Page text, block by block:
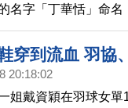
名字「丁華恬」命
史上的第一人。她
本屆年紀最小體操選
軍奧運！
穿到流血 羽協
20:18:02
姐戴資穎在羽球女